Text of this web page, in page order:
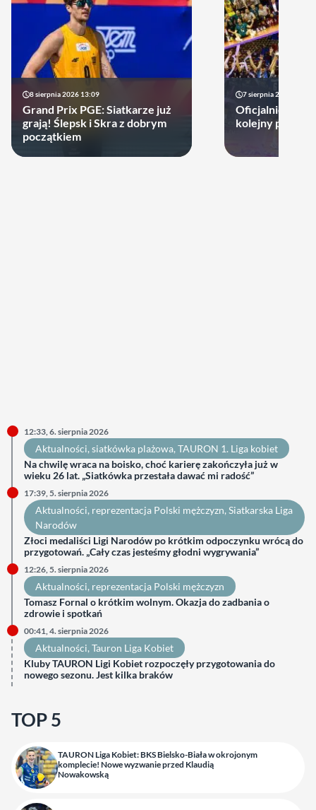
8 sierpnia 2026 13:09
Grand Prix PGE: Siatkarze już
grają! Ślepsk i Skra z dobrym
początkiem
7 sierpnia 2026 14:18
Oficjalnie!
kolejny
12:33, 6. sierpnia 2026
Aktualności, siatkówka plażowa, TAURON 1. Liga kobiet
Na chwilę wraca na boisko, choć karierę zakończyła już w
wieku 26 lat. „Siatkówka przestała dawać mi radość”
17:39, 5. sierpnia 2026
Aktualności, reprezentacja Polski mężczyzn, Siatkarska Liga
Narodów
Złoci medaliści Ligi Narodów po krótkim odpoczynku wrócą do
przygotowań. „Cały czas jesteśmy głodni wygrywania”
12:26, 5. sierpnia 2026
Aktualności, reprezentacja Polski mężczyzn
Tomasz Fornal o krótkim wolnym. Okazja do zadbania o
zdrowie i spotkań
00:41, 4. sierpnia 2026
Aktualności, Tauron Liga Kobiet
Kluby TAURON Ligi Kobiet rozpoczęły przygotowania do
nowego sezonu. Jest kilka braków
TOP 5
TAURON Liga Kobiet: BKS Bielsko-Biała w okrojonym
komplecie! Nowe wyzwanie przed Klaudią
Nowakowską